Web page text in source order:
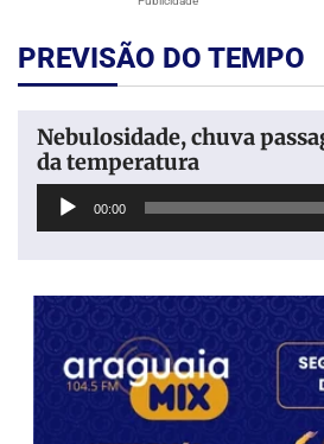
PREVISÃO DO TEMPO
Nebulosidade, chuva
da temperatura
Tocador
00:00